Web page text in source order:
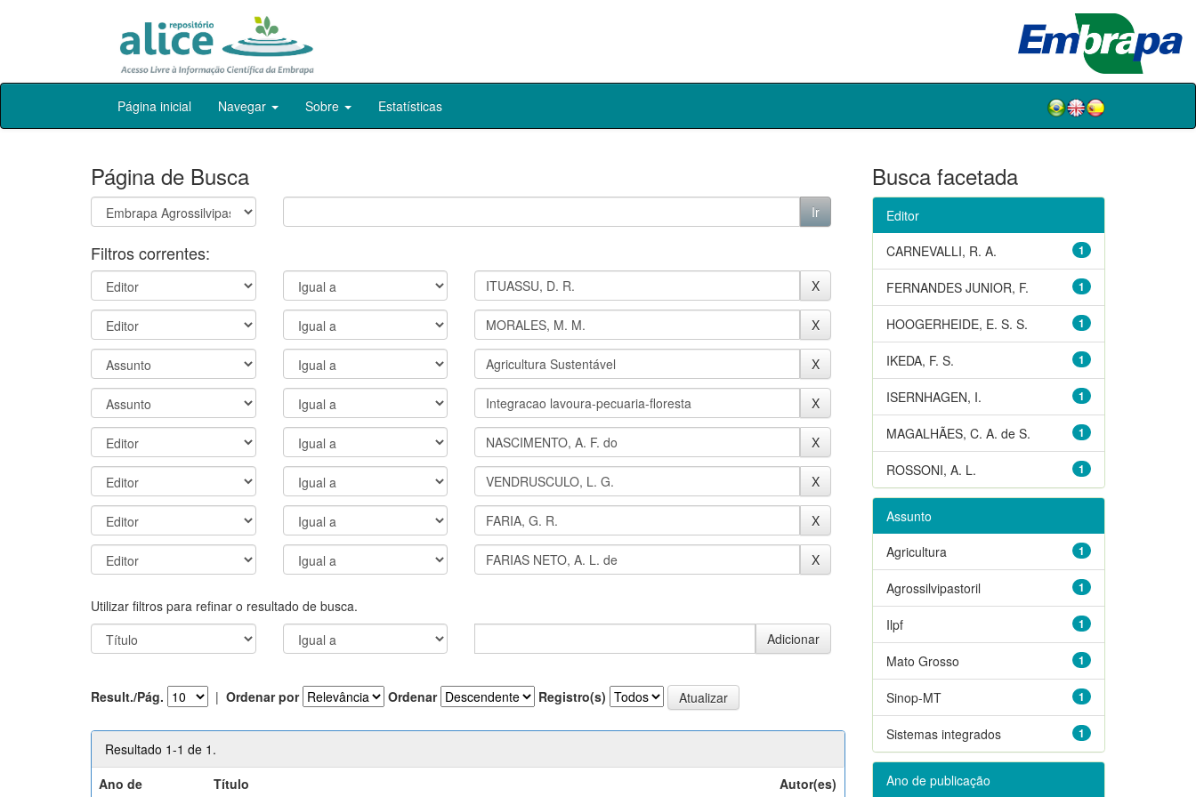
Skip
Página inicial Navegar Sobre Estatísticas
Página de Busca
Filtros correntes:
Utilizar filtros para refinar o resultado de busca.
Result./Pág. | Ordenar por Ordenar Registro(s)
Resultado 1-1 de 1.
Ano de
Título Autor(es)
Busca facetada
Editor
1
CARNEVALLI, R. A.
1
FERNANDES JUNIOR, F.
1
HOOGERHEIDE, E. S. S.
1
IKEDA, F. S.
1
ISERNHAGEN, I.
1
MAGALHÃES, C. A. de S.
1
ROSSONI, A. L.
Assunto
1
Agricultura
1
Agrossilvipastoril
1
Ilpf
1
Mato Grosso
1
Sinop-MT
1
Sistemas integrados
Ano de publicação